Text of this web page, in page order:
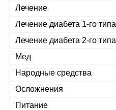
Лечение
Лечение диабета 1-го типа
Лечение диабета 2-го типа
Мед
Народные средства
Осложнения
Питание